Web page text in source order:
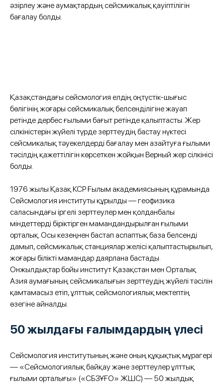
әзірлеу және аумақтардың сейсмикалық қауіптілігін
бағалау болды.
Қазақстандағы сейсмология елдің оңтүстік-шығыс
бөлігінің жоғары сейсмикалық белсенділігіне жауап
ретінде дербес ғылыми бағыт ретінде қалыптасты. Жер
сілкіністерін жүйелі түрде зерттеудің бастау нүктесі
сейсмикалық тәуекелдерді бағалау мен азайтуға ғылыми
тәсілдің қажеттілігін көрсеткен жойқын Верный жер сілкінісі
болды.
1976 жылы Қазақ КСР Ғылым академиясының құрамында
Сейсмология институты құрылды — геофизика
саласындағы іргелі зерттеулер мен қолданбалы
міндеттерді біріктірген мамандандырылған ғылыми
орталық. Осы кезеңнен бастап аспаптық база белсенді
дамып, сейсмикалық станциялар желісі қалыптастырылып,
жоғары білікті мамандар даярлана бастады.
Онжылдықтар бойы институт Қазақстан мен Орталық
Азия аумағының сейсмикалығын зерттеудің жүйелі тәсілін
қамтамасыз етіп, ұлттық сейсмологиялық мектептің
өзегіне айналды.
50 жылдағы ғалымдардың үлесі
Сейсмология институтының және оның құқықтық мұрагері
— «Сейсмологиялық байқау және зерттеулер ұлттық
ғылыми орталығы» («СБЗҰҒО» ЖШС) — 50 жылдық